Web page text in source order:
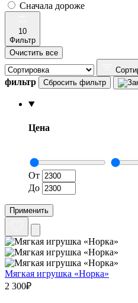
Сначала дороже
10
Фильтр
Очистить все
фильтр Сбросить фильтр
Цена
От
До
Применить
Мягкая игрушка «Норка»
2 300₽